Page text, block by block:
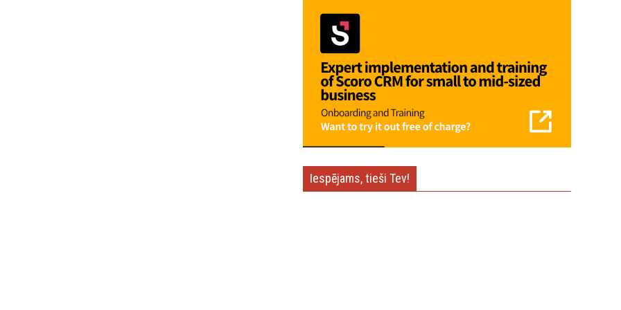
Iespējams, tieši Tev!